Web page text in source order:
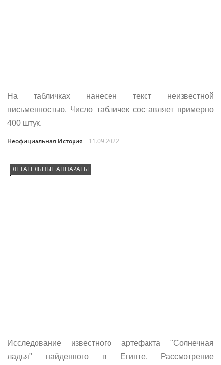
На табличках нанесен текст неизвестной
письменностью. Число табличек составляет примерно
400 штук.
Неофициальная История 11.09.2022
ЛЕТАТЕЛЬНЫЕ АППАРАТЫ
Исследование известного артефакта "Солнечная
ладья" найденного в Египте. Рассмотрение